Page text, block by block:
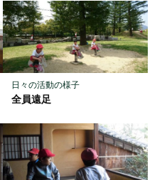
日々の活動の様子
全員遠足